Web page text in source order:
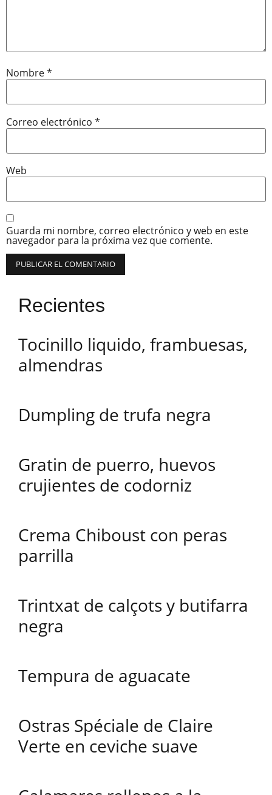
Nombre*
Correo electrónico *
Web
Guarda mi nombre, correo electrónico y web en este
navegador para la próxima vez que comente.
Recientes
Tocinillo liquido, frambuesas,
almendras
Dumpling de trufa negra
Gratin de puerro, huevos
crujientes de codorniz
Crema Chiboust con peras
parrilla
Trintxat de calçots y butifarra
negra
Tempura de aguacate
Ostras Spéciale de Claire
Verte en ceviche suave